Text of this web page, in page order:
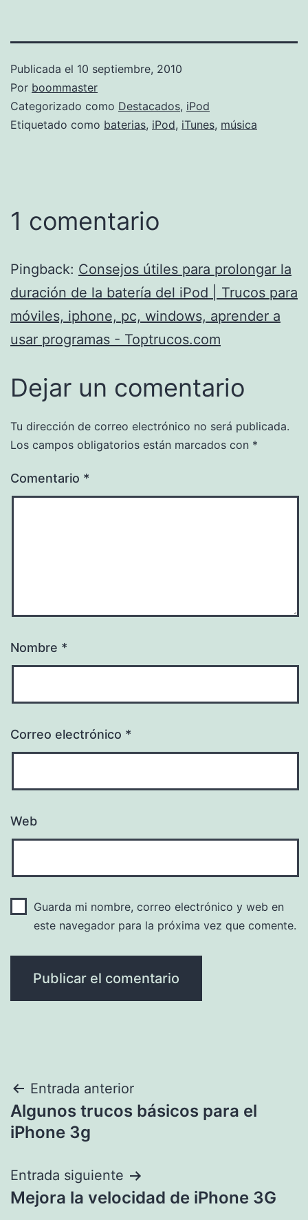
Publicada el 10 septiembre, 2010
Por boommaster
Categorizado como Destacados, iPod
Etiquetado como baterias, iPod, iTunes, música
1 comentario
Pingback: Consejos útiles para prolongar la
duración de la batería del iPod | Trucos para
móviles, iphone, pc, windows, aprender a
usar programas - Toptrucos.com
Dejar un comentario
Tu dirección de correo electrónico no será publicada.
Los campos obligatorios están marcados con *
Comentario *
Nombre *
Correo electrónico *
Web
Guarda mi nombre, correo electrónico y web en
este navegador para la próxima vez que comente.
Navegación
de
Entrada anterior
Algunos trucos básicos para el
iPhone 3g
Entrada siguiente
Mejora la velocidad de iPhone 3G